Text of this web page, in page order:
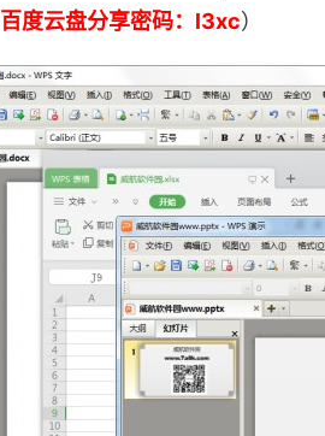
百度云盘分享密码：l3xc）